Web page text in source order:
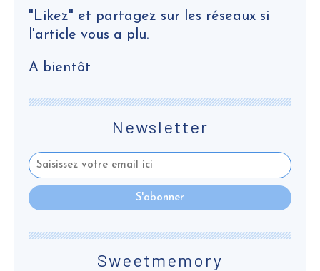
Newsletter
Sweetmemory
"Likez" et partagez sur les réseaux si
l'article vous a plu.
A bientôt